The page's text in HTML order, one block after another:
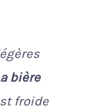
bière
froide